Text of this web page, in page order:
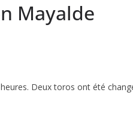
Mayalde
Deux toros ont été